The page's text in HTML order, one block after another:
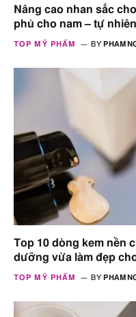
Nâng cao nhan sắc
phủ cho nam – tự
TOP MỸ PHẨM BY
Top 10 dòng kem nền
dưỡng vừa làm đẹp
TOP MỸ PHẨM BY